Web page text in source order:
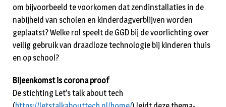
om bijvoorbeeld te voorkomen dat zendinstallaties in de
nabijheid van scholen en kinderdagverblijven worden
geplaatst? Welke rol speelt de GGD bij de voorlichting over
veilig gebruik van draadloze technologie bij kinderen thuis
en op school?
Bijeenkomst is corona proof
De stichting Let’s talk about tech